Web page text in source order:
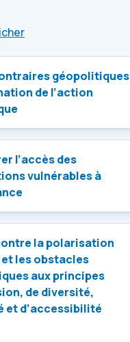
géopolitiques
de l’action
l’accès des
vulnérables à
la polarisation
les obstacles
aux principes
de diversité,
et d’accessibilité